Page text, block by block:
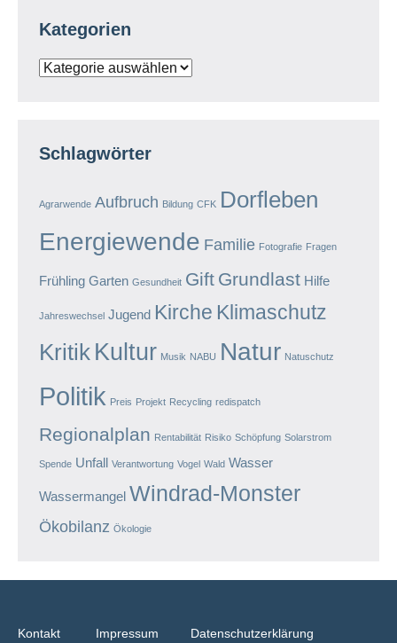
Kategorien
Kategorien
Schlagwörter
Agrarwende Aufbruch Bildung CFK Dorfleben
Energiewende Familie Fotografie Fragen
Frühling Garten Gesundheit Gift Grundlast Hilfe
Jahreswechsel Jugend Kirche Klimaschutz
Kritik Kultur Musik NABU Natur Natuschutz
Politik Preis Projekt Recycling redispatch
Regionalplan Rentabilität Risiko Schöpfung Solarstrom
Spende Unfall Verantwortung Vogel Wald Wasser
Wassermangel Windrad-Monster
Ökobilanz Ökologie
Kontakt Impressum Datenschutzerklärung